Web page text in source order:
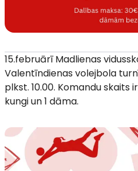
15.februārī Madlienas
Valentīndienas volejbola
plkst. 10.00. Komandu skaits
kungi un 1 dāma.